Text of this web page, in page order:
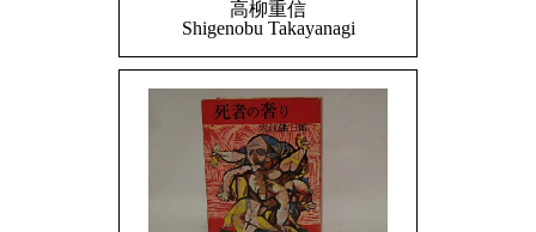
高柳重信
Shigenobu Takayanagi